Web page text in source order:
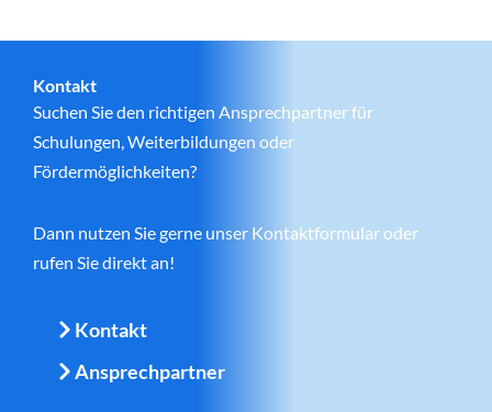
Kontakt
Suchen Sie den richtigen Ansprechpartner für
Schulungen, Weiterbildungen oder
Fördermöglichkeiten?
Dann nutzen Sie gerne unser Kontaktformular oder
rufen Sie direkt an!
Kontakt
Ansprechpartner